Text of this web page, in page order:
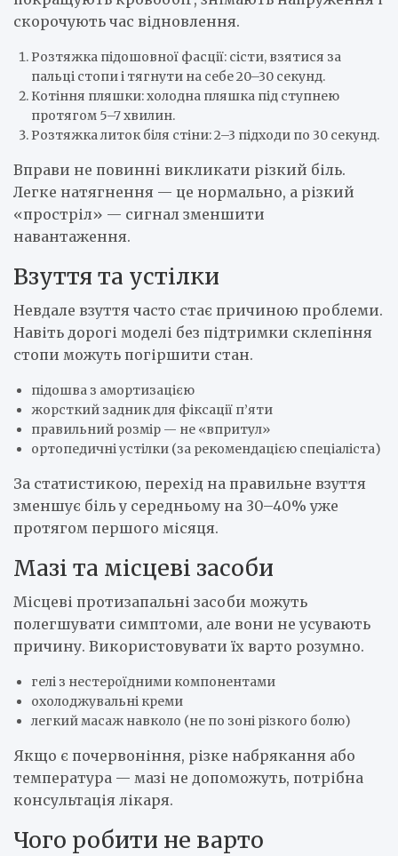
скорочують час відновлення.
Розтяжка підошовної фасції: сісти, взятися за
пальці стопи і тягнути на себе 20–30 секунд.
Котіння пляшки: холодна пляшка під ступнею
протягом 5–7 хвилин.
Розтяжка литок біля стіни: 2–3 підходи по 30 секунд.
Вправи не повинні викликати різкий біль.
Легке натягнення — це нормально, а різкий
«простріл» — сигнал зменшити
навантаження.
Взуття та устілки
Невдале взуття часто стає причиною проблеми.
Навіть дорогі моделі без підтримки склепіння
стопи можуть погіршити стан.
підошва з амортизацією
жорсткий задник для фіксації п’яти
правильний розмір — не «впритул»
ортопедичні устілки (за рекомендацією спеціаліста)
За статистикою, перехід на правильне взуття
зменшує біль у середньому на 30–40% уже
протягом першого місяця.
Мазі та місцеві засоби
Місцеві протизапальні засоби можуть
полегшувати симптоми, але вони не усувають
причину. Використовувати їх варто розумно.
гелі з нестероїдними компонентами
охолоджувальні креми
легкий масаж навколо (не по зоні різкого болю)
Якщо є почервоніння, різке набрякання або
температура — мазі не допоможуть, потрібна
консультація лікаря.
Чого робити не варто